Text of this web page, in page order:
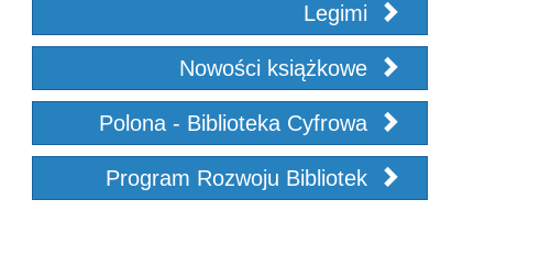
Legimi
Nowości książkowe
Polona - Biblioteka Cyfrowa
Program Rozwoju Bibliotek